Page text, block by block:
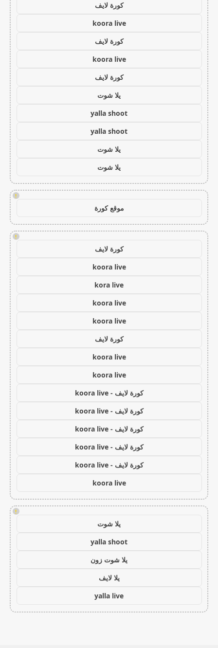
كورة لايف
koora live
كورة لايف
koora live
كورة لايف
يلا شوت
yalla shoot
yalla shoot
يلا شوت
يلا شوت
!
موقع كورة
!
كورة لايف
koora live
kora live
koora live
koora live
كورة لايف
koora live
koora live
كورة لايف - koora live
كورة لايف - koora live
كورة لايف - koora live
كورة لايف - koora live
كورة لايف - koora live
koora live
!
يلا شوت
yalla shoot
يلا شوت زون
يلا لايف
yalla live